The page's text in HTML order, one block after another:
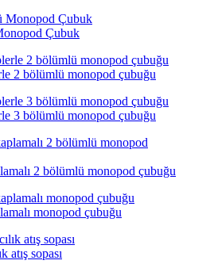
Çubuk
2 bölümlü monopod çubuğu
3 bölümlü monopod çubuğu
2 bölümlü monopod çubuğu
monopod çubuğu
atış sopası